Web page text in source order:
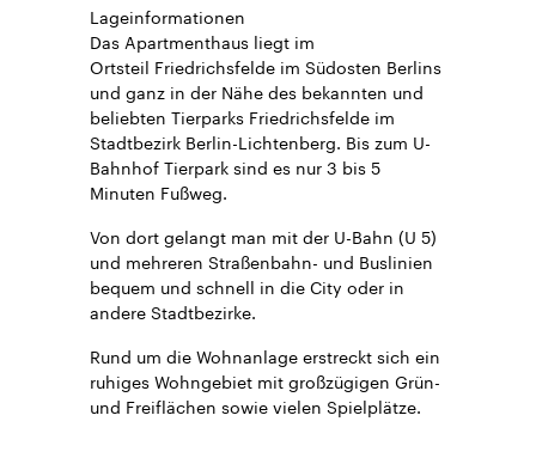
Lageinformationen
Das Apartmenthaus liegt im
Ortsteil Friedrichsfelde im Südosten Berlins
und ganz in der Nähe des bekannten und
beliebten Tierparks Friedrichsfelde im
Stadtbezirk Berlin-Lichtenberg. Bis zum U-
Bahnhof Tierpark sind es nur 3 bis 5
Minuten Fußweg.
Von dort gelangt man mit der U-Bahn (U 5)
und mehreren Straßenbahn- und Buslinien
bequem und schnell in die City oder in
andere Stadtbezirke.
Rund um die Wohnanlage erstreckt sich ein
ruhiges Wohngebiet mit großzügigen Grün-
und Freiflächen sowie vielen Spielplätze.